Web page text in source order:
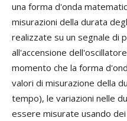
una forma d'onda
misurazioni della durata
realizzate su un segnale di
all'accensione
momento che la forma
valori di misurazione della
tempo), le variazioni nelle
essere misurate usando